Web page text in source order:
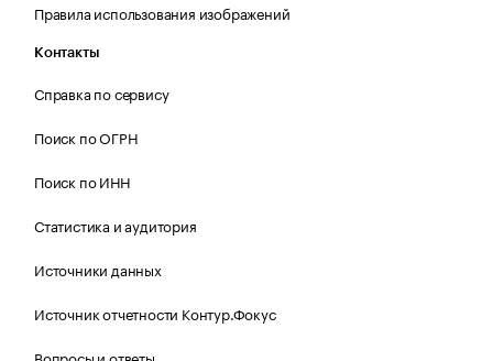
Правила использования изображений
Контакты
Справка по сервису
Поиск по ОГРН
Поиск по ИНН
Статистика и аудитория
Источники данных
Источник отчетности Контур.Фокус